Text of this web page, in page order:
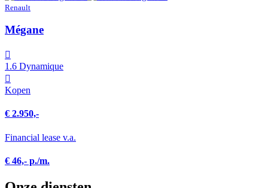
Renault
Mégane
1.6 Dynamique
Kopen
€ 2.950,-
Financial lease v.a.
€ 46,- p./m.